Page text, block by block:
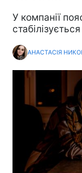
У компанії
стабілізується
АНАСТАСІЯ